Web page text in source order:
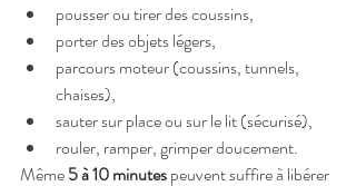
pousser ou tirer des coussins,
porter des objets légers,
parcours moteur (coussins, tunnels,
chaises),
sauter sur place ou sur le lit (sécurisé),
rouler, ramper, grimper doucement.
Même 5 à 10 minutes peuvent suffire à libérer